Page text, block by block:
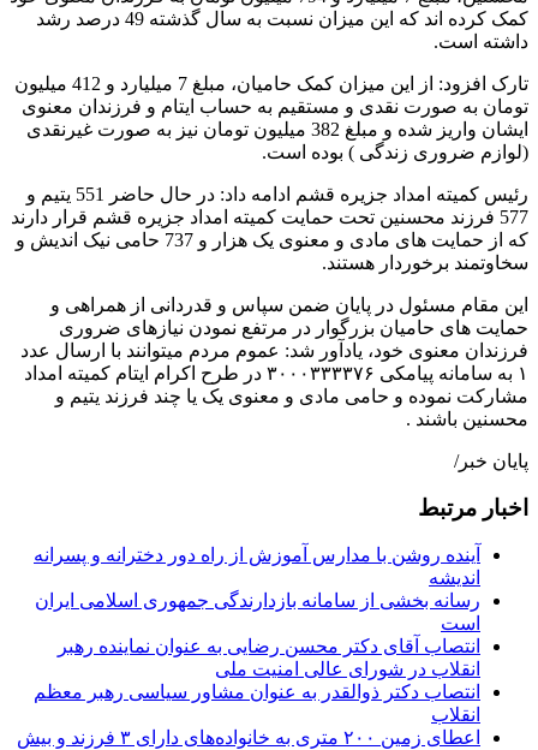
کمک کرده اند که این میزان نسبت به سال گذشته 49 درصد رشد
داشته است.
تارک افزود: از این میزان کمک حامیان، مبلغ 7 میلیارد و 412 میلیون
تومان به صورت نقدی و مستقیم به حساب ایتام و فرزندان معنوی
ایشان واریز شده و مبلغ 382 میلیون تومان نیز به صورت غیرنقدی
(لوازم ضروری زندگی ) بوده است.
رئیس کمیته امداد جزیره قشم ادامه داد: در حال حاضر 551 یتیم و
577 فرزند محسنین تحت حمایت کمیته امداد جزیره قشم قرار دارند
که از حمایت های مادی و معنوی یک هزار و 737 حامی نیک اندیش و
سخاوتمند برخوردار هستند.
این مقام مسئول در پایان ضمن سپاس و قدردانی از همراهی و
حمایت های حامیان بزرگوار در مرتفع نمودن نیازهای ضروری
فرزندان معنوی خود، یادآور شد: عموم مردم میتوانند با ارسال عدد
۱ به سامانه پیامکی ۳۰۰۰۳۳۳۳۷۶ در طرح اکرام ایتام کمیته امداد
مشارکت نموده و حامی مادی و معنوی یک یا چند فرزند یتیم و
محسنین باشند .
پایان خبر/
اخبار مرتبط
آینده روشن با مدارس آموزش از راه دور دخترانه و پسرانه
اندیشه
رسانه بخشی از سامانه بازدارندگی جمهوری اسلامی ایران
است
انتصاب آقای دکتر محسن رضایی به عنوان نماینده رهبر
انقلاب در شورای عالی امنیت ملی
انتصاب دکتر ذوالقدر به عنوان مشاور سیاسی رهبر معظم
انقلاب
اعطای زمین ۲۰۰ متری به خانواده‌های دارای ۳ فرزند و بیش